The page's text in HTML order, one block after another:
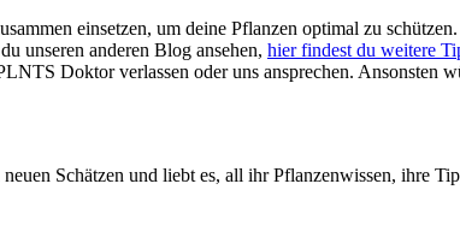
einsetzen, um deine Pflanzen optimal zu
unseren anderen Blog ansehen, hier findest du weitere
Doktor verlassen oder uns ansprechen. Ansonsten
Schätzen und liebt es, all ihr Pflanzenwissen, ihre